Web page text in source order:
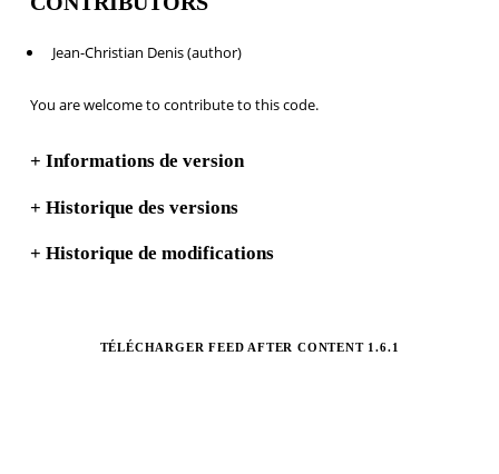
Jean-Christian Denis (author)
You are welcome to contribute to this code.
+ Informations de version
+ Historique des versions
+ Historique de modifications
TÉLÉCHARGER FEED AFTER CONTENT 1.6.1